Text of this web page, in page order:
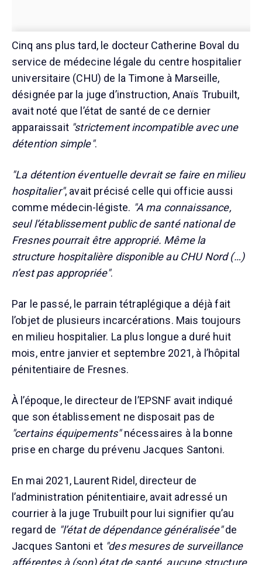
Cinq ans plus tard, le docteur Catherine Boval du
service de médecine légale du centre hospitalier
universitaire (CHU) de la Timone à Marseille,
désignée par la juge d’instruction, Anaïs Trubuilt,
avait noté que l’état de santé de ce dernier
apparaissait "strictement incompatible avec une
détention simple".
"La détention éventuelle devrait se faire en milieu
hospitalier", avait précisé celle qui officie aussi
comme médecin-légiste. "A ma connaissance,
seul l’établissement public de santé national de
Fresnes pourrait être approprié. Même la
structure hospitalière disponible au CHU Nord (…)
n’est pas appropriée".
Par le passé, le parrain tétraplégique a déjà fait
l’objet de plusieurs incarcérations. Mais toujours
en milieu hospitalier. La plus longue a duré huit
mois, entre janvier et septembre 2021, à l’hôpital
pénitentiaire de Fresnes.
À l’époque, le directeur de l’EPSNF avait indiqué
que son établissement ne disposait pas de
"certains équipements"nécessaires à la bonne
prise en charge du prévenu Jacques Santoni.
En mai 2021, Laurent Ridel, directeur de
l’administration pénitentiaire, avait adressé un
courrier à la juge Trubuilt pour lui signifier qu’au
regard de "l’état de dépendance généralisée"de
Jacques Santoni et "des mesures de surveillance
afférentes à (son) état de santé, aucune structure